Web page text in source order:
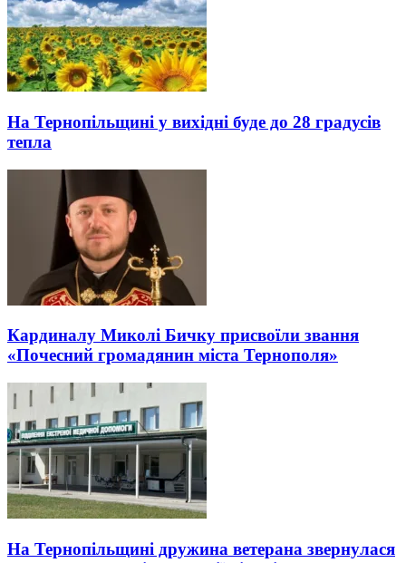
На Тернопільщині у вихідні буде до 28 градусів
тепла
Кардиналу Миколі Бичку присвоїли звання
«Почесний громадянин міста Тернополя»
На Тернопільщині дружина ветерана звернулася